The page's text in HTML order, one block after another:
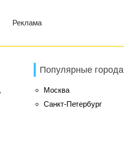
Реклама
Популярные города
Москва
Санкт-Петербург